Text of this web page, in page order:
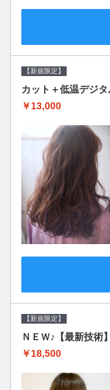
【新規限定】
カット＋低温デジ
￥13,000
【新規限定】
ＮＥＷ♪【最新技術
￥18,500